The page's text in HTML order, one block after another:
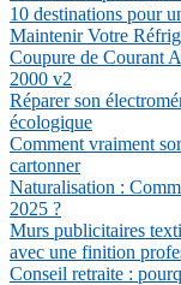
10 destinations pour
Maintenir Votre
Coupure de Courant
2000 v2
Réparer son
écologique
Comment vraiment
cartonner
Naturalisation :
2025 ?
Murs publicitaires
avec une finition
Conseil retraite :